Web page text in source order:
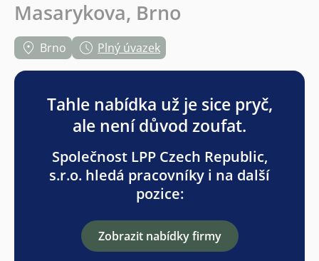
Masarykova, Brno
Brno Plný úvazek
Tahle nabídka už je sice pryč,
ale není důvod zoufat.
Společnost LPP Czech Republic,
s.r.o. hledá pracovníky i na další
pozice:
Zobrazit nabídky firmy